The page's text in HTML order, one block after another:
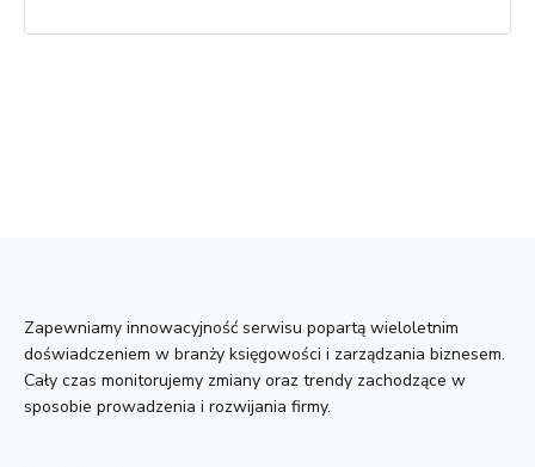
Zapewniamy innowacyjność serwisu popartą wieloletnim
doświadczeniem w branży księgowości i zarządzania biznesem.
Cały czas monitorujemy zmiany oraz trendy zachodzące w
sposobie prowadzenia i rozwijania firmy.